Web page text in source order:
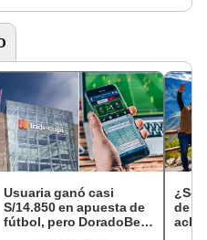
Usuaria ganó casi
S/14.850 en apuesta de
fútbol, pero DoradoBet
¿Se
de